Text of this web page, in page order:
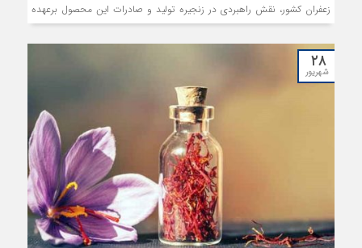
زعفران کشور، نقش راهبردی در زنجیره تولید و صادرات این محصول برعهده
دارد. اما کشاورزان و تولیدکنندگان زعفران با چالش‌های متعددی در زمینه
تولید و صادرات این محصول دست و پنجه نرم می‌کنند. در این شرایط،
جایگاه ایران به عنوان بزرگ‌ترین تولیدکننده زعفران جهان با مخاطراتی جدی
روبه‌رو شده است و زنگ خطر از دست رفتن بازارهای جهانی این محصول
استراتژیک استان و کشورمان، در سال‌های اخیر به صدا درآمده است.
۲۸
شهریور